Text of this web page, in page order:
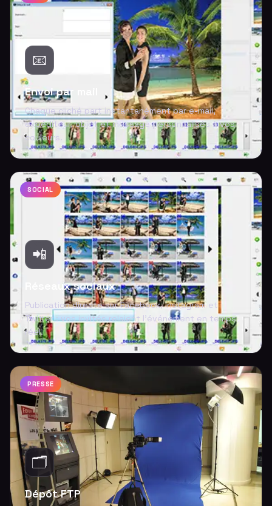
📧
Envoi par mail
Chaque cliché part instantanément par e-mail,
expéditeur, objet et message personnalisés à vos
couleurs.
SOCIAL
📲
Réseaux sociaux
Publication directe sur Facebook, Instagram et
Twitter : vos invités relaient l'événement en temps
réel.
PRESSE
🗂️
Dépôt FTP